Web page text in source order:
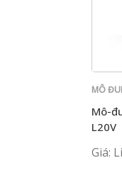
MÔ
Mô-
L20V
Giá: